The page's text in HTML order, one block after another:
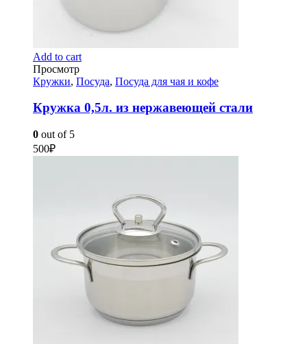
Add to cart
Просмотр
Кружки, Посуда, Посуда для чая и кофе
Кружка 0,5л. из нержавеющей стали
0 out of 5
500₽